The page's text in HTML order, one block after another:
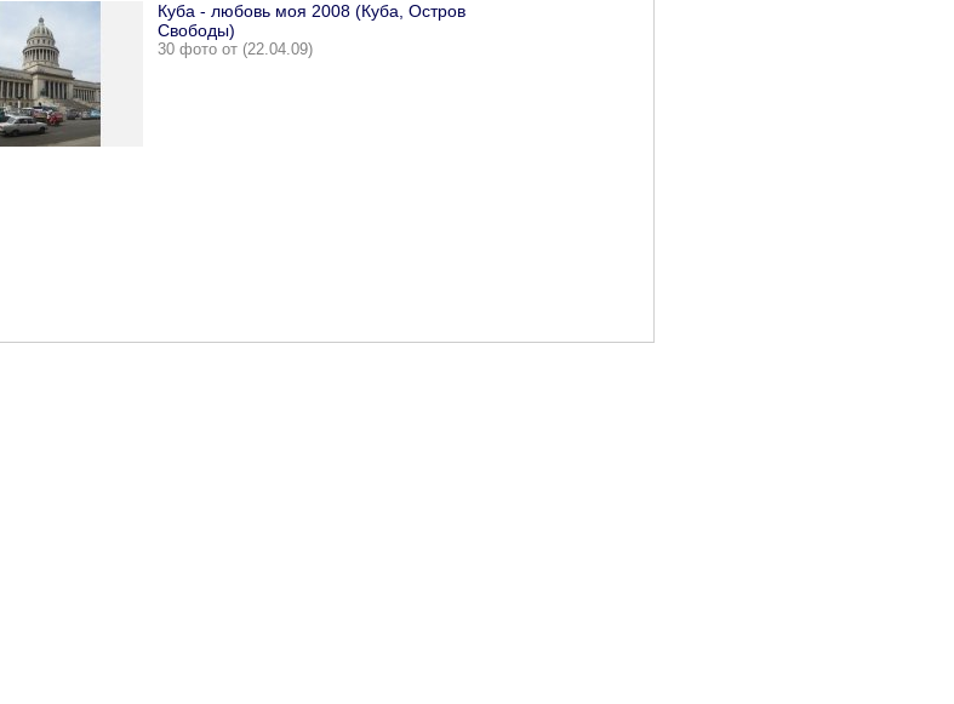
Куба - любовь моя 2008 (Куба, Остров
Свободы)
30 фото от (22.04.09)